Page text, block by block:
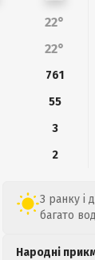
22°
22°
761
55
3
2
З ранку і
багато
Народні